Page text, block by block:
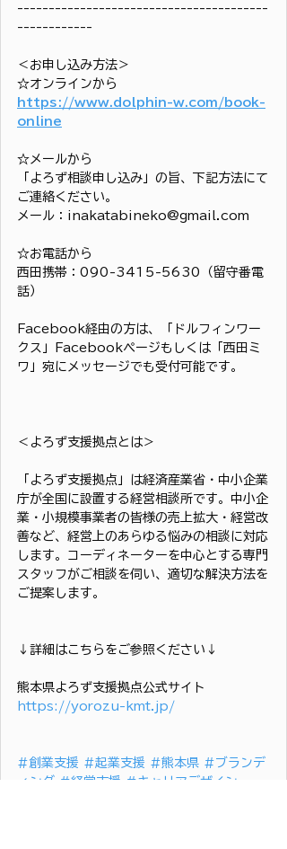
----------------------------------------
------------
＜お申し込み方法＞
☆オンラインから
https://www.dolphin-w.com/book-
online
☆メールから
「よろず相談申し込み」の旨、下記方法にて
ご連絡ください。
メール：inakatabineko@gmail.com
☆お電話から
西田携帯：090-3415-5630（留守番電
話）
Facebook経由の方は、「ドルフィンワー
クス」Facebookページもしくは「西田ミ
ワ」宛にメッセージでも受付可能です。
＜よろず支援拠点とは＞
「よろず支援拠点」は経済産業省・中小企業
庁が全国に設置する経営相談所です。中小企
業・小規模事業者の皆様の売上拡大・経営改
善など、経営上のあらゆる悩みの相談に対応
します。コーディネーターを中心とする専門
スタッフがご相談を伺い、適切な解決方法を
ご提案します。
↓詳細はこちらをご参照ください↓
熊本県よろず支援拠点公式サイト
https://yorozu-kmt.jp/
#創業支援 #起業支援 #熊本県 #ブランデ
ィング
#経営支援 #キャリアデザイン